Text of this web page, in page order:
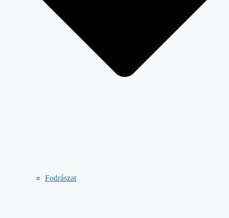
Fodrászat